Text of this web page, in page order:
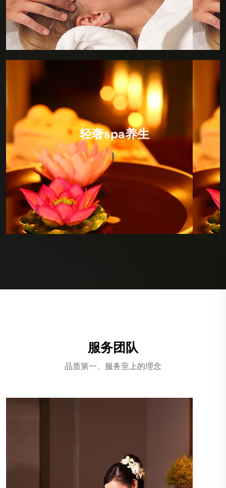
能，并有利于多种慢性疾病的康复。
轻奢spa养生
IT Consultancy
环境以日式风格为主，装修设计很有风格，硬件设施非
常完善，卫生细节做的很出色，包括拖鞋都会当你面消
毒！价格很合适，因为综合性很强，所以喜欢深度SPA
护理的朋友可以来看看
服务团队
品质第一、服务至上的理念